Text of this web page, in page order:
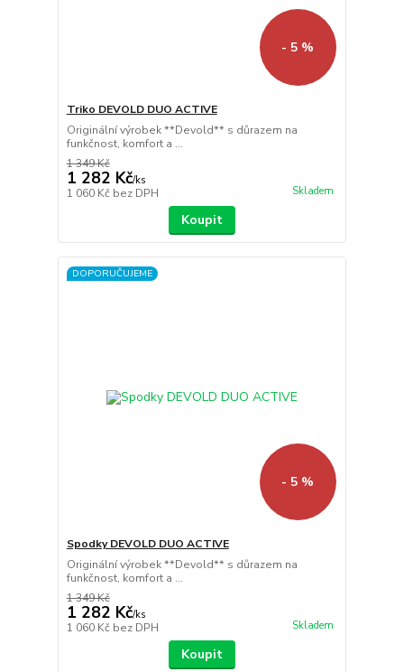
- 5 %
Triko DEVOLD DUO ACTIVE
Originální výrobek **Devold** s důrazem na
funkčnost, komfort a ...
1 349 Kč
1 282 Kč/ks
1 060 Kč bez DPH Skladem
Koupit
DOPORUČUJEME
- 5 %
Spodky DEVOLD DUO ACTIVE
Originální výrobek **Devold** s důrazem na
funkčnost, komfort a ...
1 349 Kč
1 282 Kč/ks
1 060 Kč bez DPH Skladem
Koupit